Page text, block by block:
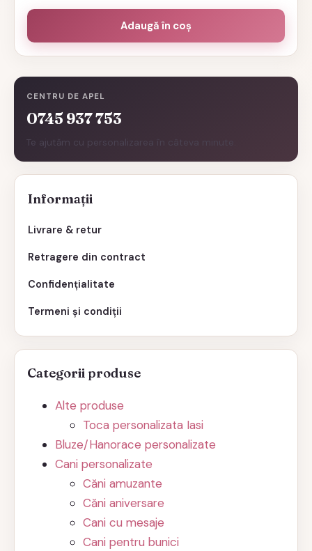
CENTRU DE APEL
0745 937 753
Te ajutăm cu personalizarea în câteva minute.
Informații
Livrare & retur
Retragere din contract
Confidențialitate
Termeni și condiții
Categorii produse
Alte produse
Toca personalizata Iasi
Bluze/Hanorace personalizate
Cani personalizate
Căni amuzante
Căni aniversare
Cani cu mesaje
Cani pentru bunici
Adaugă în coș